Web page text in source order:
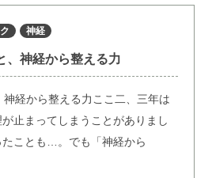
神経
、神経から整える力
経から整える力⁡ここ二、三年は
止まってしまうことがありまし
ことも…。⁡でも「神経から